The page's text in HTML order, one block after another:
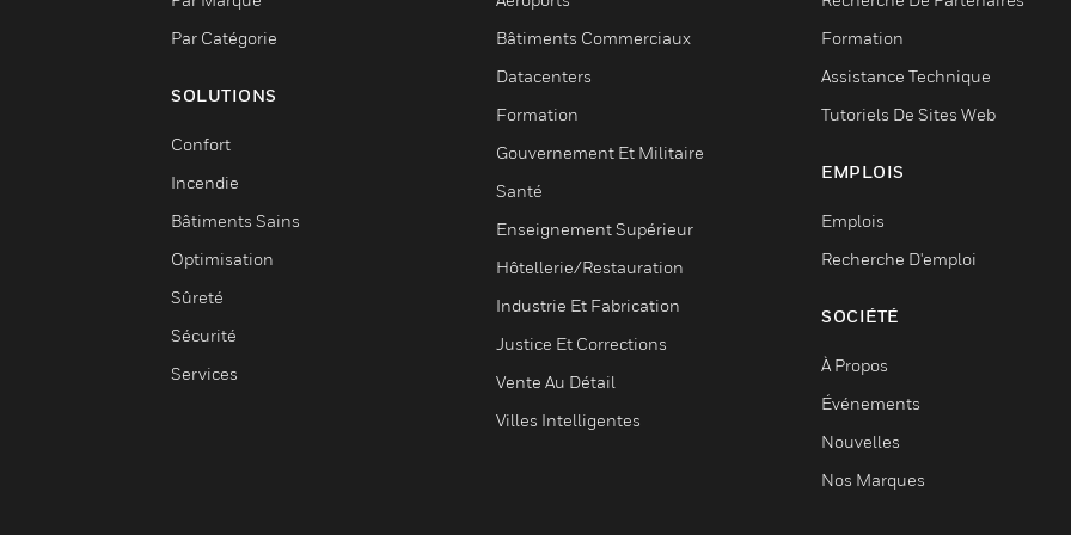
Par Catégorie
SOLUTIONS
Confort
Incendie
Bâtiments Sains
Optimisation
Sûreté
Sécurité
Services
Bâtiments Commerciaux
Datacenters
Formation
Gouvernement Et Militaire
Santé
Enseignement Supérieur
Hôtellerie/Restauration
Industrie Et Fabrication
Justice Et Corrections
Vente Au Détail
Villes Intelligentes
Formation
Assistance Technique
Tutoriels De Sites Web
EMPLOIS
Emplois
Recherche D'emploi
SOCIÉTÉ
À Propos
Événements
Nouvelles
Nos Marques